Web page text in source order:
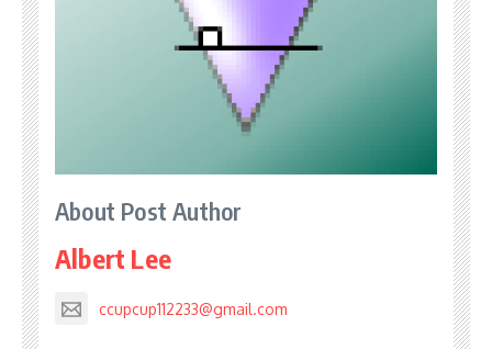
About Post Author
Albert Lee
ccupcup112233@gmail.com